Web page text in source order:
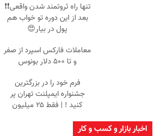
تنها راه ثروتمند شدن واقعی❗❗
بعد از این دوره تو خواب هم
پول در بیار😍
معاملات فارکس اسپرد از صفر
و تا ۵۰۰ دلار بونوس
فرم خود را در بزرگترین
جشنواره ایمپلنت تهران پر
کنید ! | فقط ۲۵ میلیون
اخبار بازار و کسب و کار